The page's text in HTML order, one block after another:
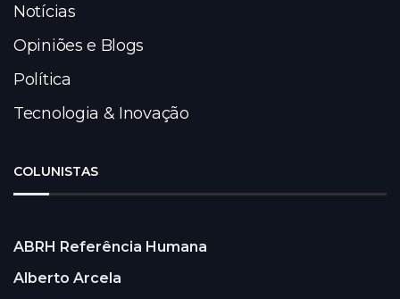
Notícias
Opiniões e Blogs
Política
Tecnologia & Inovação
COLUNISTAS
ABRH Referência Humana
Alberto Arcela